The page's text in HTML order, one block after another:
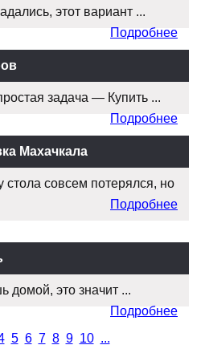
этот вариант ...
Подробнее
задача — Купить ...
Подробнее
Махачкала
стола совсем потерялся, но
Подробнее
домой, это значит ...
Подробнее
5 6 7 8 9 10 ...